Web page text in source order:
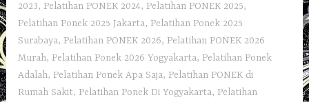
2023, Pelatihan PONEK 2024, Pelatihan PONEK 2025,
Pelatihan Ponek 2025 Jakarta, Pelatihan Ponek 2025
Surabaya, Pelatihan PONEK 2026, Pelatihan PONEK 2026
Murah, Pelatihan Ponek 2026 Yogyakarta, Pelatihan Ponek
Adalah, Pelatihan Ponek Apa Saja, Pelatihan PONEK di
Rumah Sakit, Pelatihan Ponek Di Yogyakarta, Pelatihan